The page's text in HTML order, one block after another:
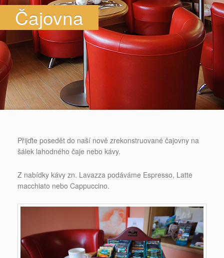
Čajovna
Přijďte posedět do naší nově zrekonstruované čajovny na
šálek lahodného čaje nebo kávy.
Z nabídky kávy zn. Lavazza podáváme Espresso, Latte
macchiato nebo Cappuccino.